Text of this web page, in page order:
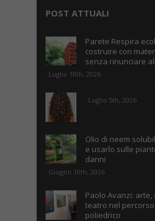
POST ATTUALI
Parete Respira
costruire con
senza rinunciare
Luglio 18th, 2026
Luglio 5th, 2026
Olio di neem
e usarlo sulle
danni
Giugno 10th, 2026
Paolo Avanzi: arte,
teatro nel
poliedrico